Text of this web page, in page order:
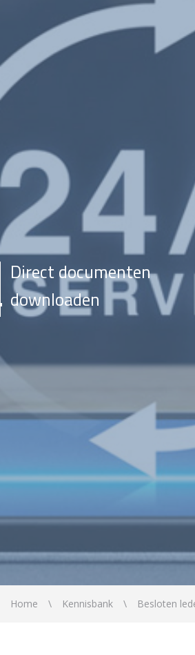
Direct documenten
downloaden
Home Kennisbank Besloten